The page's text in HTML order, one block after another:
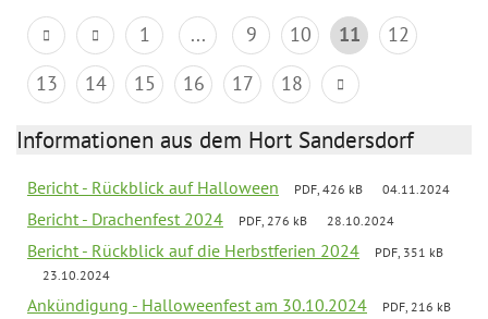
1 ... 9 10 11
12
13
14 15 16 17 18
Informationen aus dem Hort Sandersdorf
Bericht - Rückblick auf Halloween PDF, 426 kB 04.11.2024
Bericht - Drachenfest 2024 PDF, 276 kB 28.10.2024
Bericht - Rückblick auf die Herbstferien 2024
PDF, 351 kB
23.10.2024
Ankündigung - Halloweenfest am 30.10.2024
PDF, 216 kB